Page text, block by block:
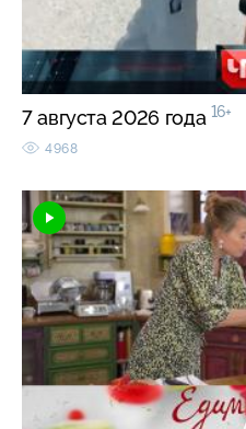
7 августа 2026 года 16+
4968